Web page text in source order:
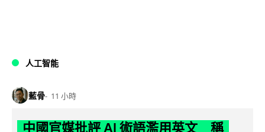
人工智能
藍骨 11 小時
中國官媒批評 AI 術語濫用英文 稱